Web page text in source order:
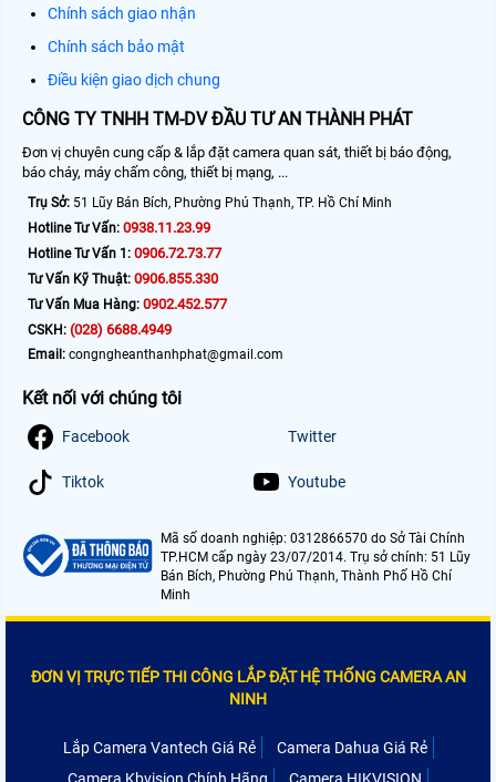
Chính sách giao nhận
Chính sách bảo mật
Điều kiện giao dịch chung
CÔNG TY TNHH TM-DV ĐẦU TƯ AN THÀNH PHÁT
Đơn vị chuyên cung cấp & lắp đặt camera quan sát, thiết bị báo động,
báo cháy, máy chấm công, thiết bị mạng, ...
Trụ Sở: 51 Lũy Bán Bích, Phường Phú Thạnh, TP. Hồ Chí Minh
Hotline Tư Vấn: 0938.11.23.99
Hotline Tư Vấn 1: 0906.72.73.77
Tư Vấn Kỹ Thuật: 0906.855.330
Tư Vấn Mua Hàng: 0902.452.577
CSKH: (028) 6688.4949
Email: congngheanthanhphat@gmail.com
Kết nối với chúng tôi
Facebook Twitter
Tiktok Youtube
Mã số doanh nghiệp: 0312866570 do Sở Tài Chính
TP.HCM cấp ngày 23/07/2014. Trụ sở chính: 51 Lũy
Bán Bích, Phường Phú Thạnh, Thành Phố Hồ Chí
Minh
ĐƠN VỊ TRỰC TIẾP THI CÔNG LẮP ĐẶT HỆ THỐNG CAMERA AN
NINH
Lắp Camera Vantech Giá Rẻ
Camera Dahua Giá Rẻ